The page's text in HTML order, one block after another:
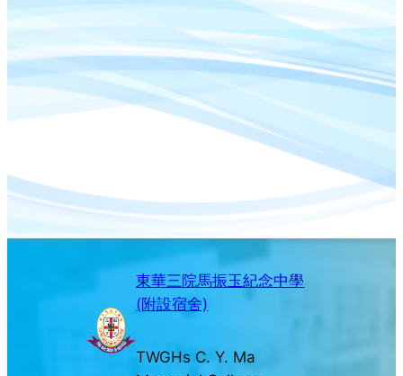
東華三院馬振玉紀念中學
(附設宿舍)
TWGHs C. Y. Ma